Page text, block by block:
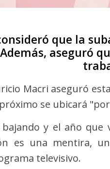
que la
aseguró
Macri aseguró
se ubicará
y el año
es una mentira,
televisivo.